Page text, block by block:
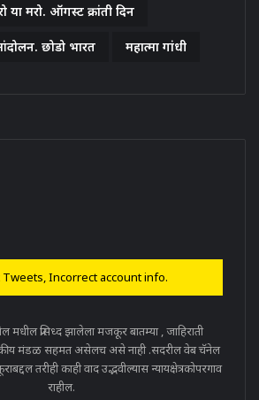
या मरो. ऑगस्ट क्रांती दिन
छोडो भारत महात्मा गांधी
Tweets, Incorrect account info.
प्रसिध्द झालेला मजकूर बातम्या , जाहिराती
मंडळ सहमत असेलच असे नाही .सदरील वेब चॅनेल
तरीही काही वाद उद्भवील्यास न्यायक्षेत्रकोपरगाव
राहील.